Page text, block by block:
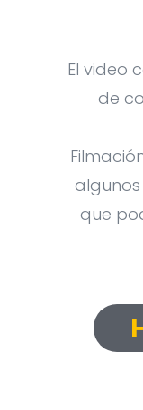
El video
de
algunos
que